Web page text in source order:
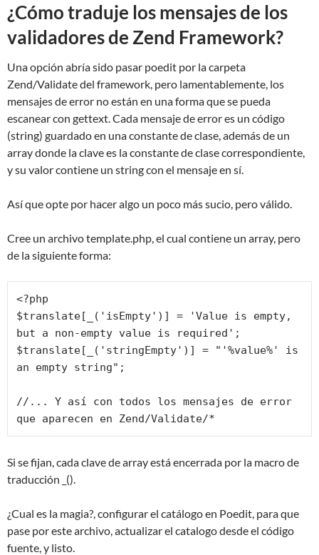
¿Cómo traduje los mensajes de los
validadores de Zend Framework?
Una opción abría sido pasar poedit por la carpeta
Zend/Validate del framework, pero lamentablemente, los
mensajes de error no están en una forma que se pueda
escanear con gettext. Cada mensaje de error es un código
(string) guardado en una constante de clase, además de un
array donde la clave es la constante de clase correspondiente,
y su valor contiene un string con el mensaje en sí.
Así que opte por hacer algo un poco más sucio, pero válido.
Cree un archivo template.php, el cual contiene un array, pero
de la siguiente forma:
<?php
$translate[_('isEmpty')] = 'Value is empty,
but a non-empty value is required';
$translate[_('stringEmpty')] = "'%value%' is
an empty string";
//... Y así con todos los mensajes de error
que aparecen en Zend/Validate/*
Si se fijan, cada clave de array está encerrada por la macro de
traducción _().
¿Cual es la magia?, configurar el catálogo en Poedit, para que
pase por este archivo, actualizar el catalogo desde el código
fuente, y listo.